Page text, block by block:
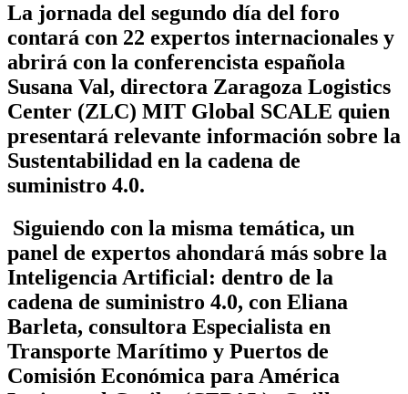
La jornada del segundo día del foro
contará con 22 expertos internacionales y
abrirá con la conferencista española
Susana Val, directora Zaragoza Logistics
Center (ZLC) MIT Global SCALE quien
presentará relevante información sobre la
Sustentabilidad en la cadena de
suministro 4.0.
Siguiendo con la misma temática, un
panel de expertos ahondará más sobre la
Inteligencia Artificial: dentro de la
cadena de suministro 4.0, con Eliana
Barleta, consultora Especialista en
Transporte Marítimo y Puertos de
Comisión Económica para América